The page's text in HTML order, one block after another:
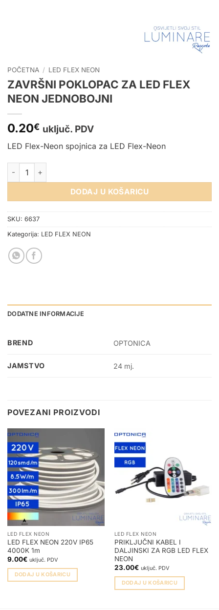
POČETNA / LED FLEX NEON
ZAVRŠNI POKLOPAC ZA LED FLEX
NEON JEDNOBOJNI
0.20€ uključ. PDV
LED Flex-Neon spojnica za LED Flex-Neon
ZAVRŠNI POKLOPAC ZA LED FLEX NEON JEDNOBOJNI
DODAJ U KOŠARICU
SKU: 6637
Kategorija: LED FLEX NEON
DODATNE INFORMACIJE
BREND OPTONICA
JAMSTVO 24 mj.
POVEZANI PROIZVODI
LED FLEX NEON
LED FLEX NEON 220V IP65
4000K 1m
9.00€ uključ. PDV
DODAJ U KOŠARICU
LED FLEX NEON
PRIKLJUČNI KABEL I
DALJINSKI ZA RGB LED FLEX
NEON
23.00€ uključ. PDV
DODAJ U KOŠARICU